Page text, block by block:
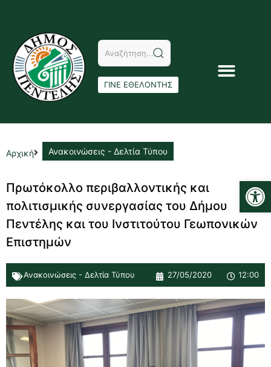
ΓΙΝΕ ΕΘΕΛΟΝΤΗΣ
Αρχική Ανακοινώσεις - Δελτία Τύπου
Πρωτόκολλο περιβαλλοντικής και
πολιτισμικής συνεργασίας του Δήμου
Πεντέλης και του Ινστιτούτου Γεωπονικών
Επιστημών
Ανακοινώσεις - Δελτία Τύπου 27/05/2020 12:00